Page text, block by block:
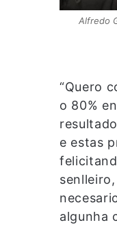
Alfredo
“Quero
o 80%
e estas
algunha